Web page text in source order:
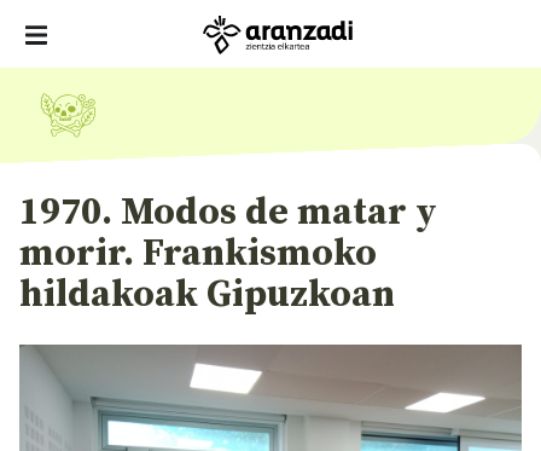
1970. Modos de matar y
morir. Frankismoko
hildakoak Gipuzkoan